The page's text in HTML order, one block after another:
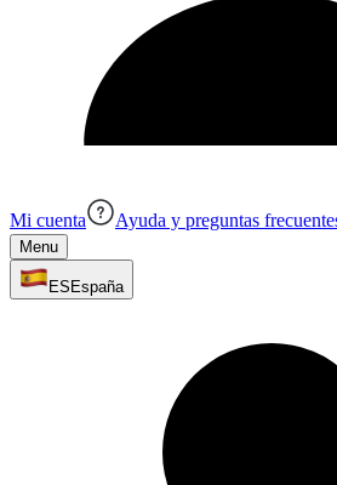
Mi cuenta Ayuda y preguntas
Menu
ES España